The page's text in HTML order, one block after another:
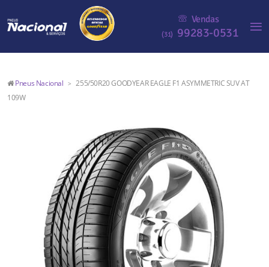
Vendas
(31) 99283-0531
Pneus Nacional >
255/50R20 GOODYEAR EAGLE F1 ASYMMETRIC SUV AT
109W